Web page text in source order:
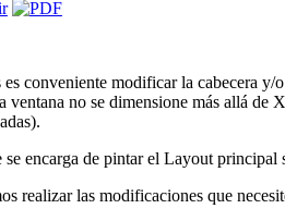
es conveniente modificar la cabecera
ventana no se dimensione más allá de
se encarga de pintar el Layout
realizar las modificaciones que